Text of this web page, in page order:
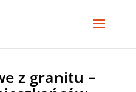
z granitu –